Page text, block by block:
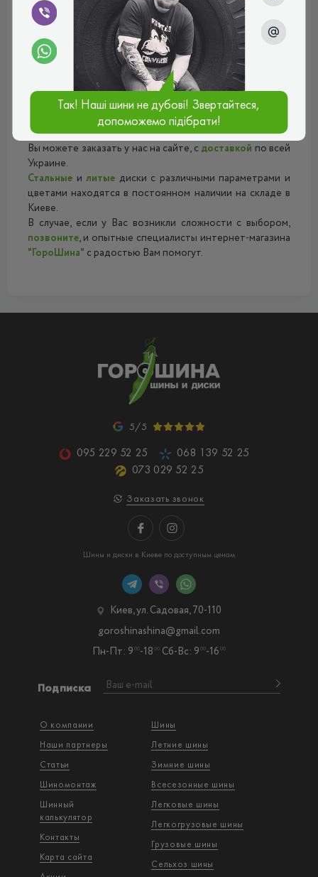
Если Вы не знаете, какие диски подходят на Ваш
автомобиль – воспользуйтесь удобным подбором по
авто, который находится наглавной
странице сайта.
Введя минимальное количество данных (марка, модель,
год выпуска и модификация двигателя) Вы сможете
увидеть, какие диски подходят именно Вам.
Мы являемся официальными дилерами брендаSportmax
в Украине, и работаем напрямую с заводом.
Все эти, и другие модели литых дисковSportmax Racing
Вы можете заказать у нас на сайте, с доставкой по всей
Украине.
Стальные илитые диски с различными параметрами и
цветами находятся в постоянном наличии на складе в
Киеве.
В случае, если у Вас возникли сложности с выбором,
позвоните, и опытные специалисты интернет-магазина
"ГороШина" с радостью Вам помогут.
5/5
095 229 52 25
068 139 52 25
073 029 52 25
Заказать звонок
Шины и диски в Киеве по доступным ценам
О компании
Наши партнеры
Статьи
Шиномонтаж
Шинный
калькулятор
Контакты
Карта сайта
Шины
Летние шины
Зимние шины
Всесезонные шины
Легковые шины
Легкогрузовые шины
Грузовые шины
Сельхоз шины
Подписка
Киев, ул. Садовая, 70-110
Пн-Пт: 9 00-18 00 Сб-Вс: 9 00-16 00
goroshinashina@gmail.com
Так! Наші шини не дубові! Звертайтеся,
допоможемо підібрати!